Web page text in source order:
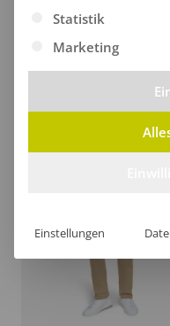
Kombi
Statistik
Marketing
Einstellungen